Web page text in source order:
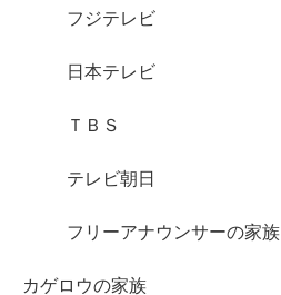
フジテレビ
日本テレビ
ＴＢＳ
テレビ朝日
フリーアナウンサーの家族
カゲロウの家族